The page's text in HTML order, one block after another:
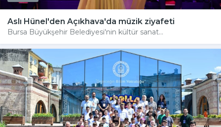
Aslı Hünel'den Açıkhava'da müzik ziyafeti
Bursa Büyükşehir Belediyesi'nin kültür sanat...